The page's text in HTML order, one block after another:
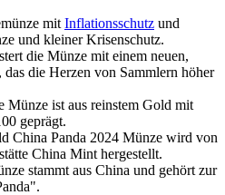
mit Inflationsschutz und
und kleiner Krisenschutz.
die Münze mit einem neuen,
die Herzen von Sammlern höher
Münze ist aus reinstem Gold mit
geprägt.
China Panda 2024 Münze wird von
China Mint hergestellt.
stammt aus China und gehört zur